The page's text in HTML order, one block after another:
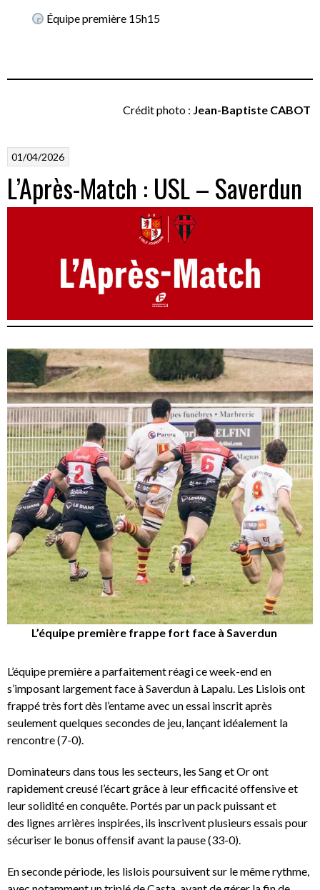
Équipe première 15h15
Crédit photo : Jean-Baptiste CABOT
01/04/2026
L’Après-Match : USL – Saverdun
L’équipe première frappe fort face à Saverdun
L’équipe première a parfaitement réagi ce week-end en
s’imposant largement face à Saverdun à Lapalu. Les Lislois ont
frappé très fort dès l’entame avec un essai inscrit après
seulement quelques secondes de jeu, lançant idéalement la
rencontre (7-0).
Dominateurs dans tous les secteurs, les Sang et Or ont
rapidement creusé l’écart grâce à leur efficacité offensive et
leur solidité en conquête. Portés par un pack puissant et
des lignes arrières inspirées, ils inscrivent plusieurs essais pour
sécuriser le bonus offensif avant la pause (33-0).
En seconde période, les lislois poursuivent sur le même rythme,